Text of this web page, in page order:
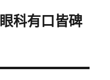
科有口皆碑